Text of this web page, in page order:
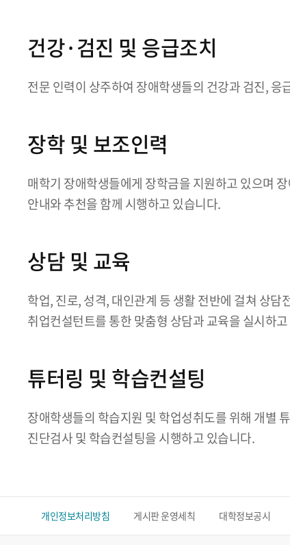
건강·검진 및 응급조치
전문 인력이 상주하여 장애학생들의 건강과 검진,
장학 및 보조인력
매학기 장애학생들에게 장학금을 지원하고 있으며
안내와 추천을 함께 시행하고 있습니다.
상담 및 교육
학업, 진로, 성격, 대인관계 등 생활 전반에 걸쳐 상
취업컨설턴트를 통한 맞춤형 상담과 교육을 실시하
튜터링 및 학습컨설팅
장애학생들의 학습지원 및 학업성취도를 위해 개별
진단검사 및 학습컨설팅을 시행하고 있습니다.
개인정보처리방침 게시판 운영세칙 대학정보공시